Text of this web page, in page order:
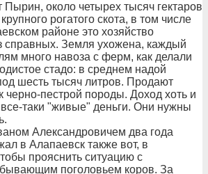
Пырин, около четырех тысяч гектаров
рогатого скота, в том числе
районе это хозяйство
справных. Земля ухожена, каждый
много навоза с ферм, как делали
стадо: в среднем надой
шесть тысяч литров. Продают
черно-пестрой породы. Доход хоть и
таки "живые" деньги. Они нужны
Александровичем два года
в Алапаевск также вот, в
прояснить ситуацию с
поголовьем коров. За